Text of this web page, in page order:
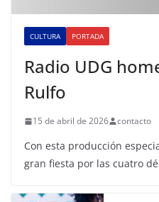
CULTURA PORTADA
Radio UDG
Rulfo
15 de abril de 2026 contacto
Con esta producción
gran fiesta por las cuatro